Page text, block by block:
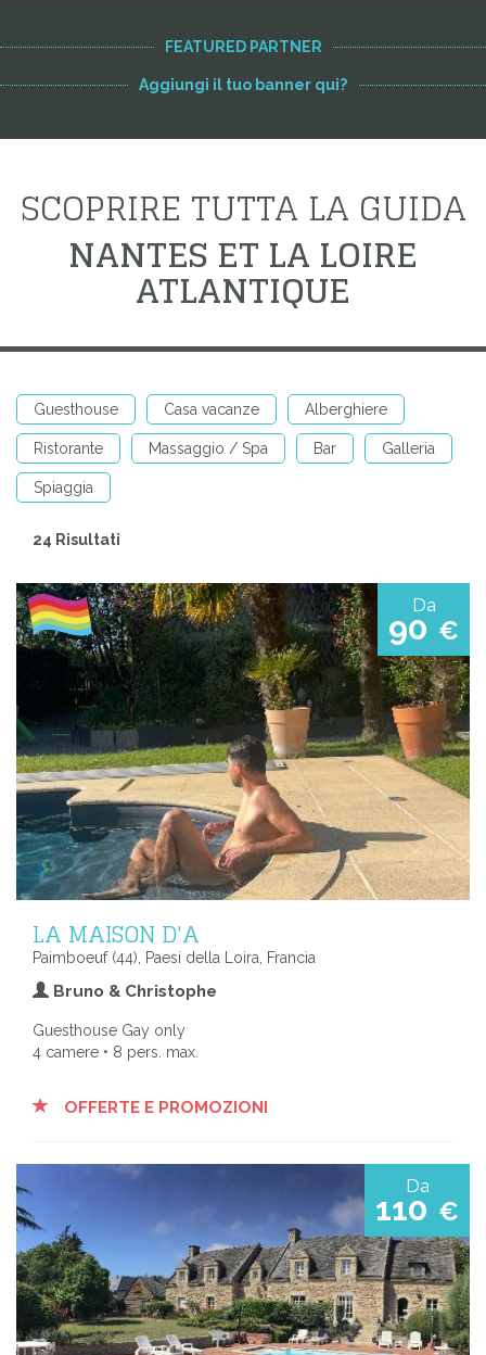
FEATURED PARTNER
Aggiungi il tuo banner qui?
SCOPRIRE TUTTA LA GUIDA
NANTES ET LA LOIRE
ATLANTIQUE
Guesthouse Casa vacanze Alberghiere
Ristorante Massaggio / Spa Bar Galleria
Spiaggia
24 Risultati
Da
90 €
LA MAISON D'A
Paimboeuf (44), Paesi della Loira, Francia
Bruno & Christophe
Guesthouse Gay only
4 camere • 8 pers. max.
OFFERTE E PROMOZIONI
Da
110 €